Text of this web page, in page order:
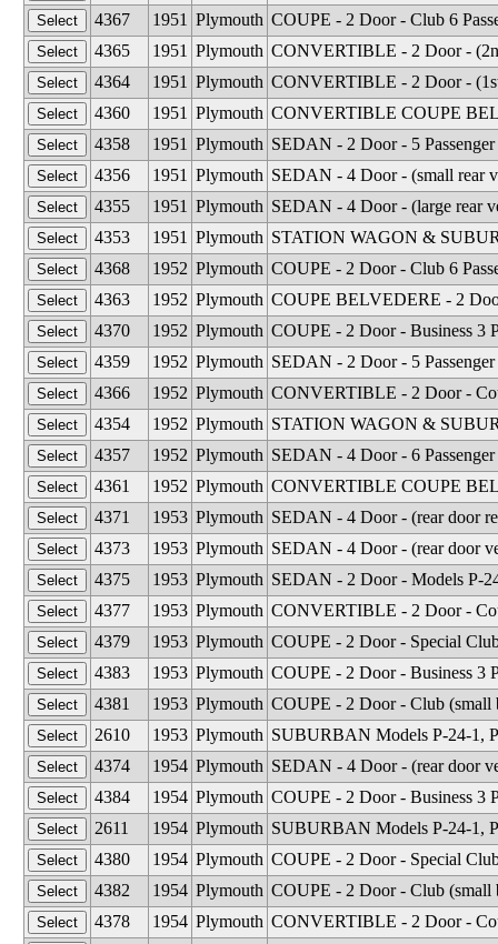
4367
1951 Plymouth COUPE - 2 Door - Club 6
4365
1951 Plymouth CONVERTIBLE - 2 Door -
4364
1951 Plymouth CONVERTIBLE - 2 Door - (1st
4360
1951 Plymouth CONVERTIBLE COUPE
4358
1951 Plymouth SEDAN - 2 Door - 5
4356
1951 Plymouth SEDAN - 4 Door - (small rear
4355
1951 Plymouth SEDAN - 4 Door - (large rear
4353
1951 Plymouth STATION WAGON &
4368
1952 Plymouth COUPE - 2 Door - Club 6
4363
1952 Plymouth COUPE BELVEDERE - 2
4370
1952 Plymouth COUPE - 2 Door - Business 3
4359
1952 Plymouth SEDAN - 2 Door - 5
4366
1952 Plymouth CONVERTIBLE - 2 Door -
4354
1952 Plymouth STATION WAGON &
4357
1952 Plymouth SEDAN - 4 Door - 6
4361
1952 Plymouth CONVERTIBLE COUPE
4371
1953 Plymouth SEDAN - 4 Door - (rear door
4373
1953 Plymouth SEDAN - 4 Door - (rear door
4375
1953 Plymouth SEDAN - 2 Door - Models P-
4377
1953 Plymouth CONVERTIBLE - 2 Door -
4379
1953 Plymouth COUPE - 2 Door - Special
4383
1953 Plymouth COUPE - 2 Door - Business 3
4381
1953 Plymouth COUPE - 2 Door - Club (small
2610
1953 Plymouth SUBURBAN Models P-24-1,
4374
1954 Plymouth SEDAN - 4 Door - (rear door
4384
1954 Plymouth COUPE - 2 Door - Business 3
2611
1954 Plymouth SUBURBAN Models P-24-1,
4380
1954 Plymouth COUPE - 2 Door - Special
4382
1954 Plymouth COUPE - 2 Door - Club (small
4378
1954 Plymouth CONVERTIBLE - 2 Door -